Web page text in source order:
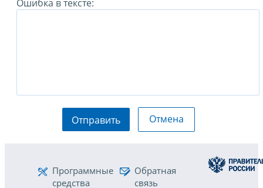
Ошибка в тексте:
Отправить Отмена
Программные
средства
Обратная
связь